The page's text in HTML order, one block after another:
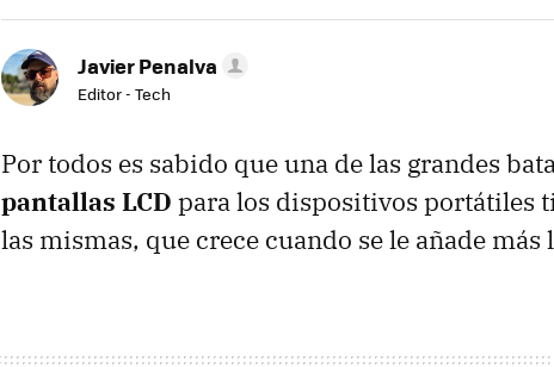
Javier Penalva
Editor - Tech
Por todos es sabido que una de las grandes
pantallas LCD para los dispositivos portátiles
las mismas, que crece cuando se le añade